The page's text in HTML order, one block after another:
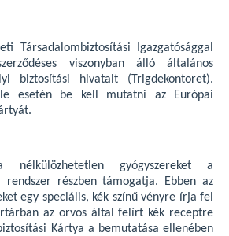
Társadalombiztosítási Igazgatósággal
viszonyban álló általános
biztosítási hivatalt (Trigdekontoret).
esetén be kell mutatni az Európai
gyógyszereket a
rendszer részben támogatja. Ebben az
egy speciális, kék színű vényre írja fel
az orvos által felírt kék receptre
Kártya a bemutatása ellenében